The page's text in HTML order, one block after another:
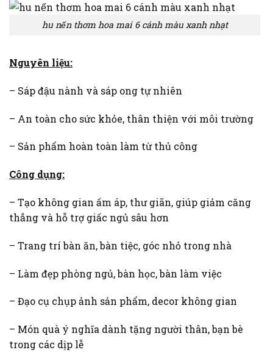
hu nến thơm hoa mai 6 cánh màu xanh nhạt
Nguyên liệu:
– Sáp đậu nành và sáp ong tự nhiên
– An toàn cho sức khỏe, thân thiện với môi trường
– Sản phẩm hoàn toàn làm từ thủ công
Công dụng:
– Tạo không gian ấm áp, thư giãn, giúp giảm căng
thẳng và hỗ trợ giấc ngủ sâu hơn
– Trang trí bàn ăn, bàn tiệc, góc nhỏ trong nhà
– Làm đẹp phòng ngủ, bàn học, bàn làm việc
– Đạo cụ chụp ảnh sản phẩm, decor không gian
– Món quà ý nghĩa dành tặng người thân, bạn bè
trong các dịp lễ